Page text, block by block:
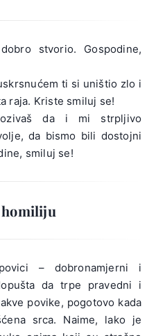
stvorio. Gospodine,
ti si uništio zlo i
raja. Kriste smiluj se!
da i mi strpljivo
da bismo bili dostojni
smiluj se!
homiliju
– dobronamjerni i
da trpe pravedni i
povike, pogotovo kada
srca. Naime, lako je